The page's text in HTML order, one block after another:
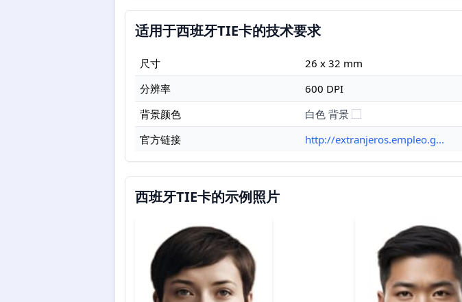
适用于西班牙TIE卡的技术要求
尺寸
26 x 32 mm
分辨率
600 DPI
背景颜色
白色 背景
官方链接
http://extranjeros.empleo.g...
西班牙TIE卡的示例照片